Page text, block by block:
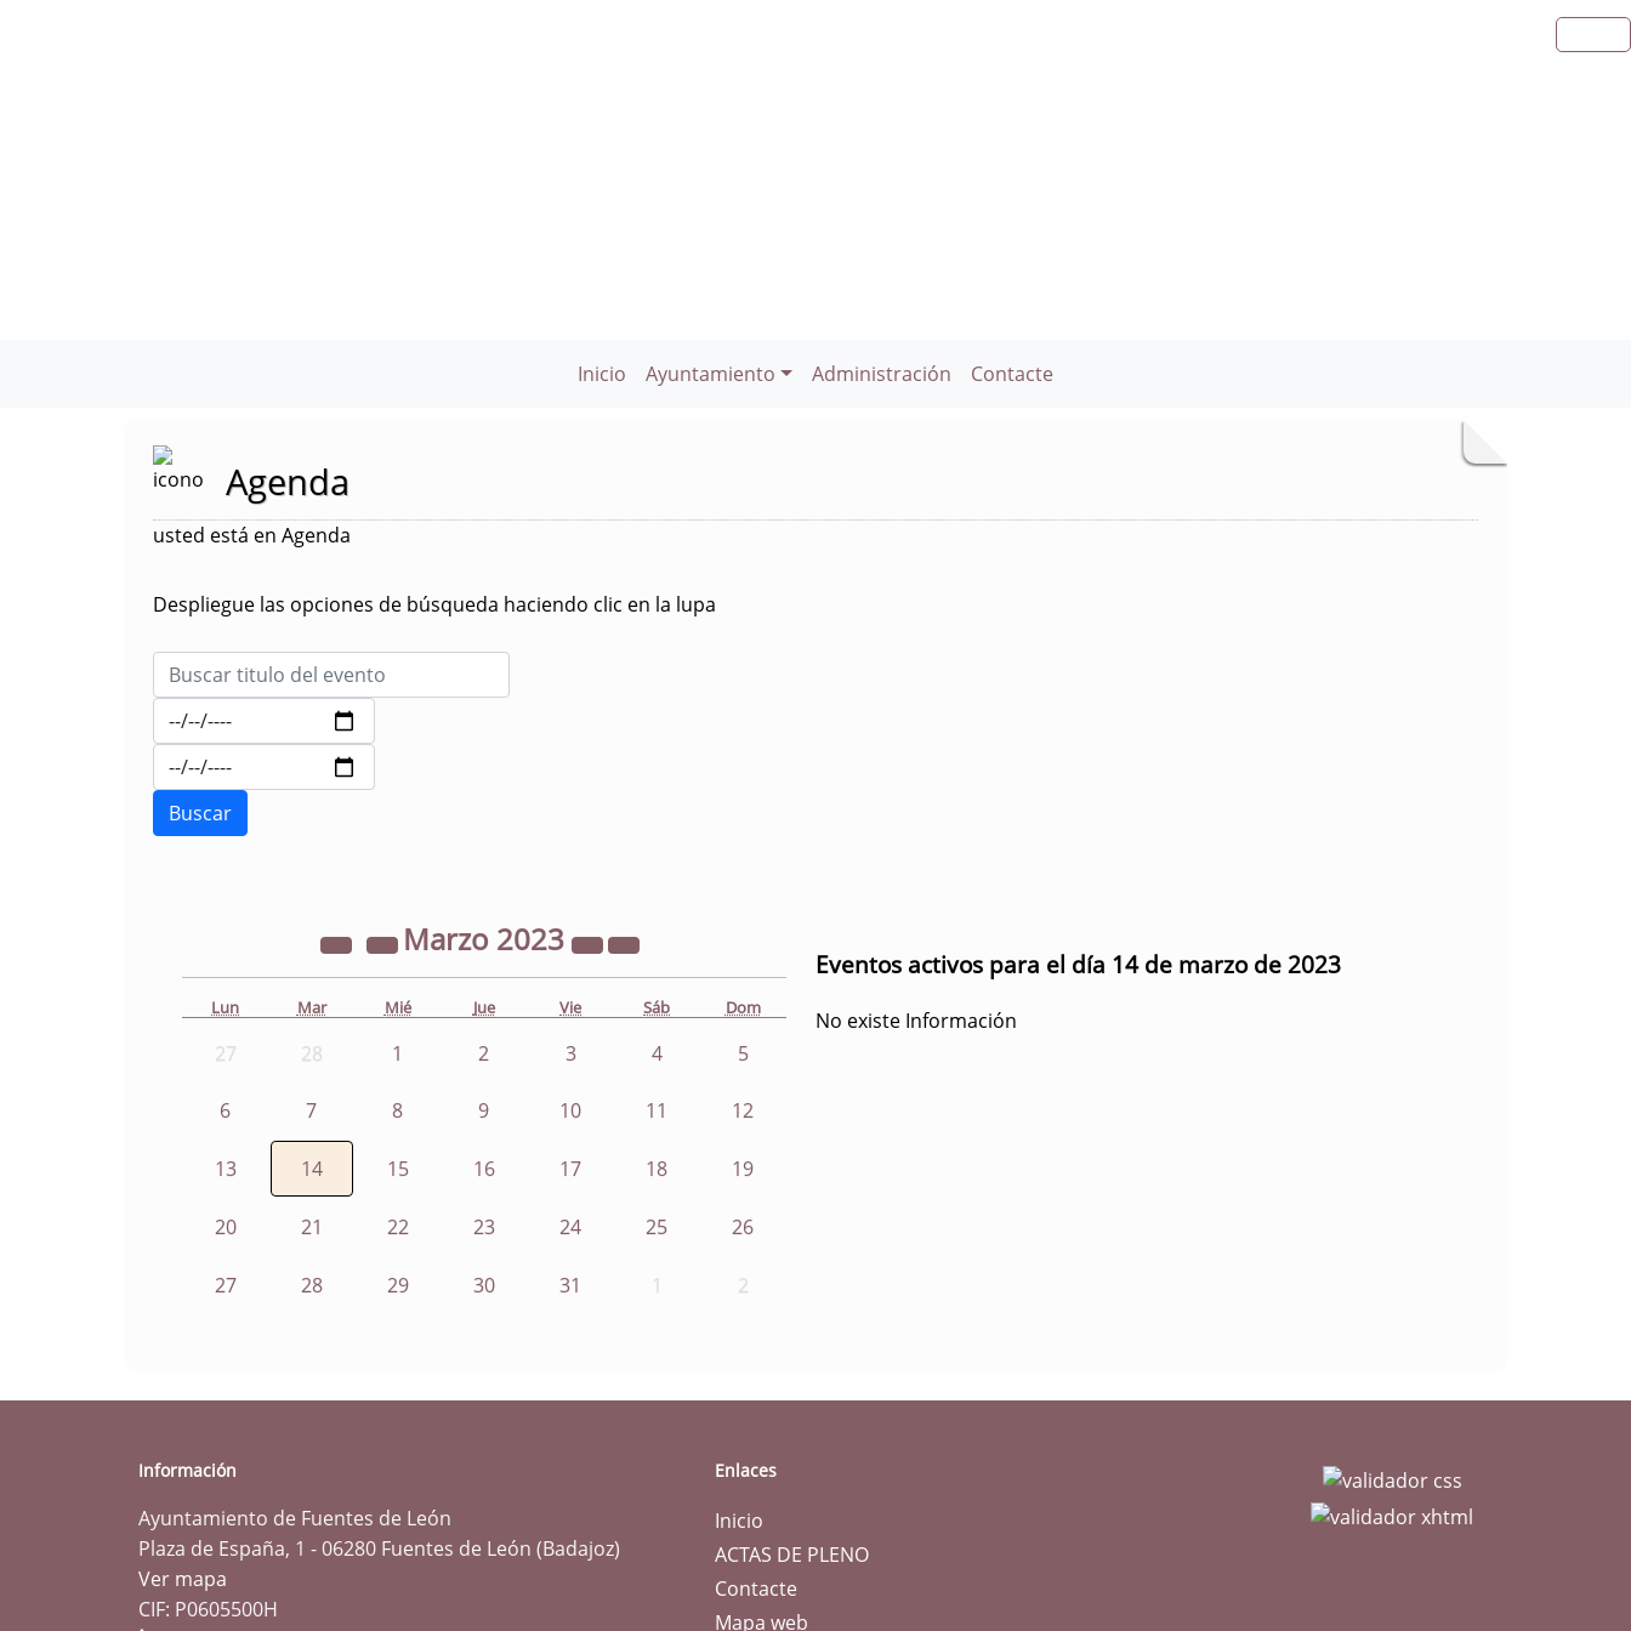
Inicio Ayuntamiento Administración Contacte
Agenda
usted está en Agenda
Despliegue las opciones de búsqueda haciendo clic en la lupa
Marzo 2023
Lun Mar Mié Jue Vie Sáb Dom
27 28 1 2 3 4 5
6 7 8 9 10 11 12
13 14 15 16 17 18 19
20 21 22 23 24 25 26
27 28 29 30 31 1 2
Eventos activos para el día 14 de marzo de 2023
No existe Información
Información
Ayuntamiento de Fuentes de León
Plaza de España, 1 - 06280 Fuentes de León (Badajoz)
Ver mapa
CIF: P0605500H
Enlaces
Inicio
ACTAS DE PLENO
Contacte
Mapa web